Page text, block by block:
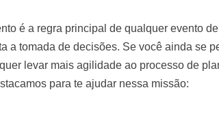
é a regra principal de qualquer evento
a tomada de decisões. Se você ainda se
levar mais agilidade ao processo de
para te ajudar nessa missão: